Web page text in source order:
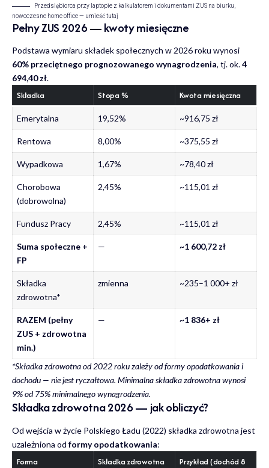
Przedsiębiorca przy laptopie z kalkulatorem i dokumentami ZUS na biurku,
nowoczesne home office — umieść tutaj
Pełny ZUS 2026 — kwoty miesięczne
Podstawa wymiaru składek społecznych w 2026 roku wynosi
60% przeciętnego prognozowanego wynagrodzenia, tj. ok.4
694,40 zł.
Składka Stopa % Kwota miesięczna
Emerytalna 19,52% ~916,75 zł
Rentowa 8,00% ~375,55 zł
Wypadkowa 1,67% ~78,40 zł
Chorobowa
(dobrowolna)
2,45% ~115,01 zł
Fundusz Pracy 2,45% ~115,01 zł
Suma społeczne +
FP
— ~1 600,72 zł
Składka
zdrowotna*
zmienna ~235–1 000+ zł
RAZEM (pełny
ZUS + zdrowotna
min.)
— ~1 836+ zł
*Składka zdrowotna od 2022 roku zależy od formy opodatkowania i
dochodu — nie jest ryczałtowa. Minimalna składka zdrowotna wynosi
9% od 75% minimalnego wynagrodzenia.
Składka zdrowotna 2026 — jak obliczyć?
Od wejścia w życie Polskiego Ładu (2022) składka zdrowotna jest
uzależniona od formy opodatkowania:
Forma
Składka zdrowotna
Przykład (dochód 8